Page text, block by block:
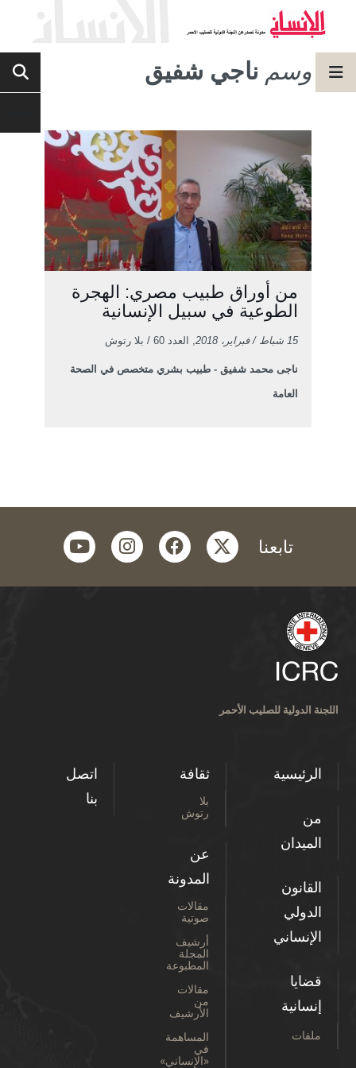
وسم ناجي شفيق
من أوراق طبيب مصري: الهجرة
الطوعية في سبيل الإنسانية
15 شباط / فبراير، 2018 , العدد 60 / بلا رتوش
ناجى محمد شفيق - طبيب بشري متخصص في الصحة
العامة
تابعنا twitter
facebook
instagram
youtube
اللجنة الدولية للصليب الأحمر
الرئيسية
من
الميدان
القانون
الدولي
الإنساني
قضايا
إنسانية
ملفات
ثقافة
بلا
رتوش
عن
المدونة
مقالات
صوتية
أرشيف
المجلة
المطبوعة
مقالات
من
الأرشيف
المساهمة
في
«الإنساني»
اتصل
بنا